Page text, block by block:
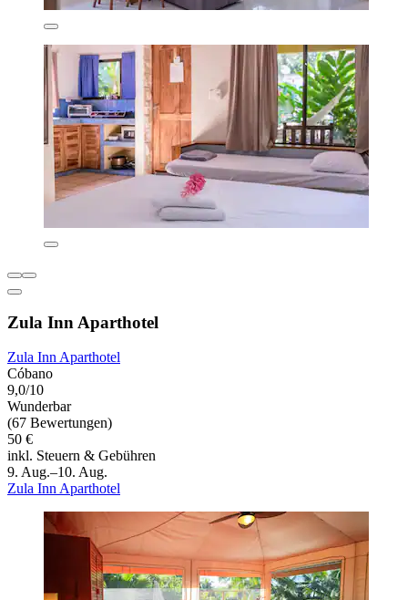
Zula Inn Aparthotel
Zula Inn Aparthotel
Cóbano
9,0/10
Wunderbar
(67 Bewertungen)
50 €
inkl. Steuern & Gebühren
9. Aug.–10. Aug.
Zula Inn Aparthotel